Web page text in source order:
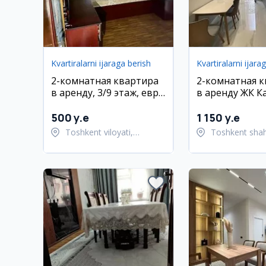
Kvartiralarni ijaraga berish
2-комнатная квартира
в аренду, 3/9 этаж, евро
Чоракыш
500 y.e
Toshkent viloyati,
Kvartiralarni
2-комнатная
в аренду ЖК
1 150 y.e
Toshkent